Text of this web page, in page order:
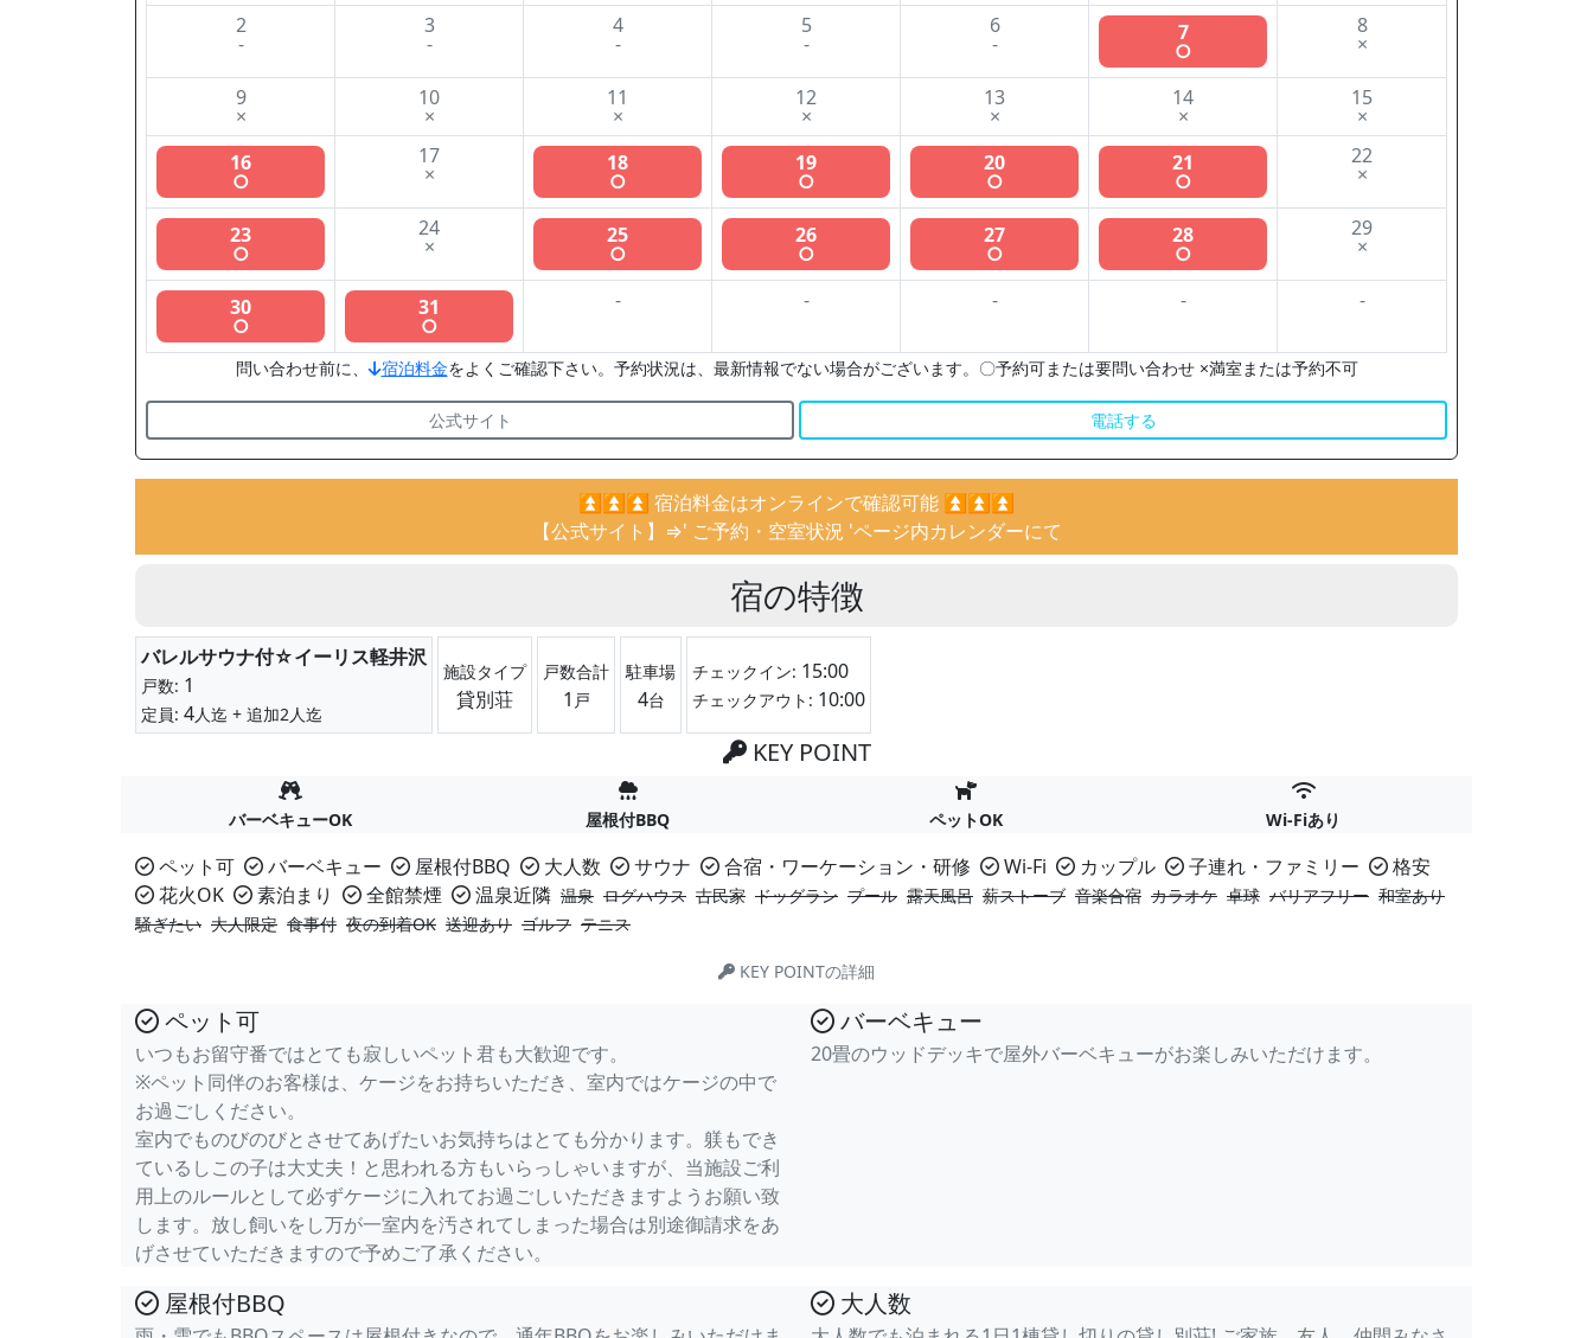
2
-
3
-
4
-
5
-
6
- 7
○
8
×
9
×
10
×
11
×
12
×
13
×
14
×
15
×
16
○
17
× 18
○
19
○
20
○
21
○
22
×
23
○
24
× 25
○
26
○
27
○
28
○
29
×
30
○
31
○
- - - - -
問い合わせ前に、 宿泊料金をよくご確認下さい。予約状況は、最新情報でない場合がございます。〇予約可または要問い合わせ ×満室または予約不可
公式サイト 電話する
⏫⏫⏫ 宿泊料金はオンラインで確認可能 ⏫⏫⏫
【公式サイト】⇒' ご予約・空室状況 'ページ内カレンダーにて
宿の特徴
バレルサウナ付☆イーリス軽井沢
戸数: 1
定員: 4人迄 + 追加2人迄
施設タイプ
貸別荘
戸数合計
1 戸
駐車場
4台
チェックイン: 15:00
チェックアウト: 10:00
KEY POINT
バーベキューOK 屋根付BBQ ペットOK Wi-Fiあり
ペット可 バーベキュー 屋根付BBQ 大人数 サウナ 合宿・ワーケーション・研修 Wi-Fi カップル 子連れ・ファミリー
格安
花火OK
素泊まり 全館禁煙 温泉近隣 温泉 ログハウス 古民家 ドッグラン プール 露天風呂 薪ストーブ 音楽合宿 カラオケ 卓球 バリアフリー 和室あり
騒ぎたい 大人限定 食事付 夜の到着OK 送迎あり ゴルフ テニス
KEY POINTの詳細
ペット可
いつもお留守番ではとても寂しいペット君も大歓迎です。
※ペット同伴のお客様は、ケージをお持ちいただき、室内ではケージの中で
お過ごしください。
室内でものびのびとさせてあげたいお気持ちはとても分かります。躾もでき
ているしこの子は大丈夫！と思われる方もいらっしゃいますが、当施設ご利
用上のルールとして必ずケージに入れてお過ごしいただきますようお願い致
します。放し飼いをし万が一室内を汚されてしまった場合は別途御請求をあ
げさせていただきますので予めご了承ください。
バーベキュー
20畳のウッドデッキで屋外バーベキューがお楽しみいただけます。
屋根付BBQ 大人数